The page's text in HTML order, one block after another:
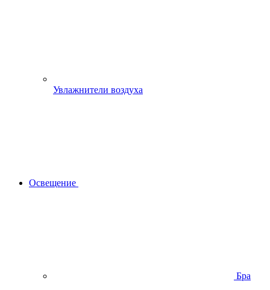
Увлажнители воздуха
Освещение
Бра